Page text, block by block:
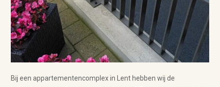
Bij een appartementencomplex in Lent hebben wij de